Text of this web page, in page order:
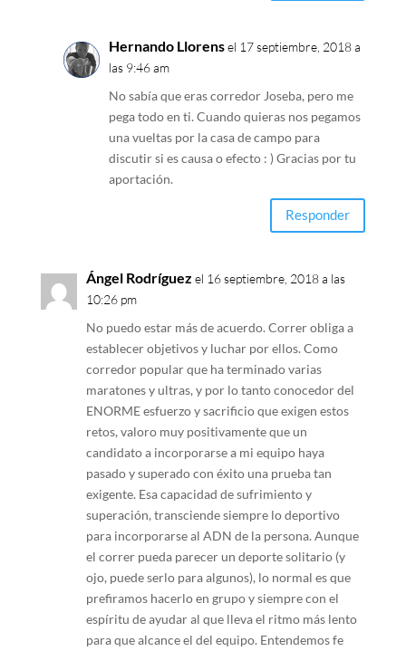
Hernando Llorensel 17 septiembre, 2018 a
las 9:46 am
No sabía que eras corredor Joseba, pero me
pega todo en ti. Cuando quieras nos pegamos
una vueltas por la casa de campo para
discutir si es causa o efecto : ) Gracias por tu
aportación.
Responder
Ángel Rodríguez el 16 septiembre, 2018 a las
10:26 pm
No puedo estar más de acuerdo. Correr obliga a
establecer objetivos y luchar por ellos. Como
corredor popular que ha terminado varias
maratones y ultras, y por lo tanto conocedor del
ENORME esfuerzo y sacrificio que exigen estos
retos, valoro muy positivamente que un
candidato a incorporarse a mi equipo haya
pasado y superado con éxito una prueba tan
exigente. Esa capacidad de sufrimiento y
superación, transciende siempre lo deportivo
para incorporarse al ADN de la persona. Aunque
el correr pueda parecer un deporte solitario (y
ojo, puede serlo para algunos), lo normal es que
prefiramos hacerlo en grupo y siempre con el
espíritu de ayudar al que lleva el ritmo más lento
para que alcance el del equipo. Entendemos fe